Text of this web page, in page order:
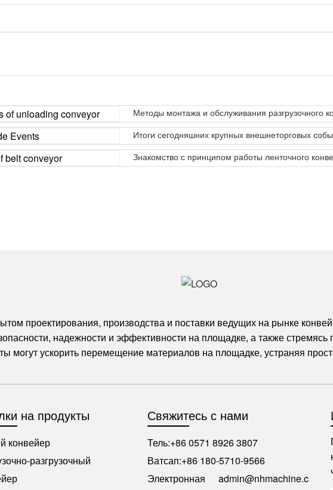
Методы монтажа и обслуживания разгрузочного
Итоги сегодняшних крупных внешнеторговых
Знакомство с принципом работы ленточного
проектирования, производства и поставки ведущих на рынке
надежности и эффективности на площадке, а также
могут ускорить перемещение материалов на площадке, устраняя
на продукты
конвейер
разгрузочный
Свяжитесь с нами
Тель:+86 0571 8926 3807
Ватсап:+86 180-5710-9566
Электронная
admin@nhmachine.c